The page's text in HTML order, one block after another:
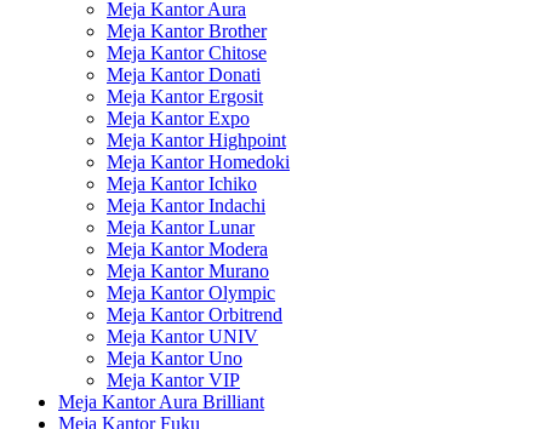
Meja Kantor Aura
Meja Kantor Brother
Meja Kantor Chitose
Meja Kantor Donati
Meja Kantor Ergosit
Meja Kantor Expo
Meja Kantor Highpoint
Meja Kantor Homedoki
Meja Kantor Ichiko
Meja Kantor Indachi
Meja Kantor Lunar
Meja Kantor Modera
Meja Kantor Murano
Meja Kantor Olympic
Meja Kantor Orbitrend
Meja Kantor UNIV
Meja Kantor Uno
Meja Kantor VIP
Meja Kantor Aura Brilliant
Meja Kantor Fuku